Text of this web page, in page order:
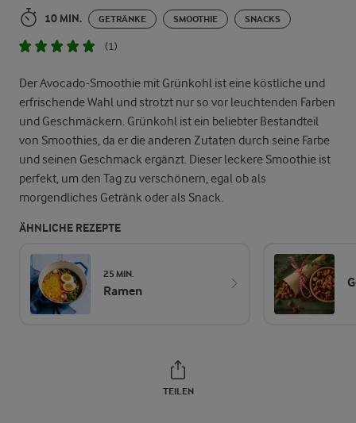
10 MIN. GETRÄNKE SMOOTHIE SNACKS
(1)
Der Avocado-Smoothie mit Grünkohl ist eine köstliche und
erfrischende Wahl und strotzt nur so vor leuchtenden Farben
und Geschmäckern. Grünkohl ist ein beliebter Bestandteil
von Smoothies, da er die anderen Zutaten durch seine Farbe
und seinen Geschmack ergänzt. Dieser leckere Smoothie ist
perfekt, um den Tag zu verschönern, egal ob als
morgendliches Getränk oder als Snack.
ÄHNLICHE REZEPTE
25 MIN.
Ramen
TEILEN